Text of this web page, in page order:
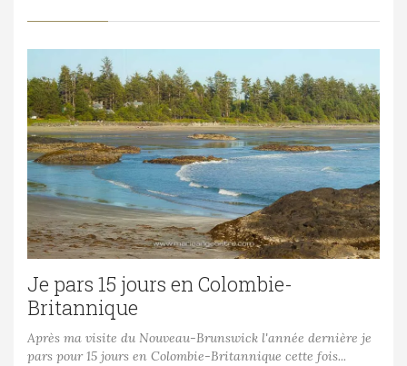
Je pars 15 jours en Colombie-
Britannique
Après ma visite du Nouveau-Brunswick l'année dernière je
pars pour 15 jours en Colombie-Britannique cette fois...